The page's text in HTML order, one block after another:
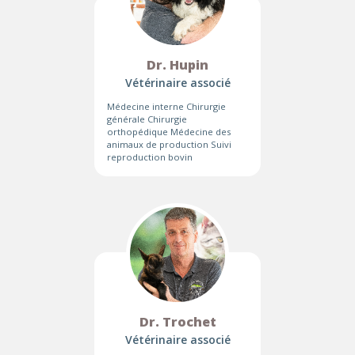
Dr. Hupin
Vétérinaire associé
Médecine interne Chirurgie
générale Chirurgie
orthopédique Médecine des
animaux de production Suivi
reproduction bovin
Dr. Trochet
Vétérinaire associé